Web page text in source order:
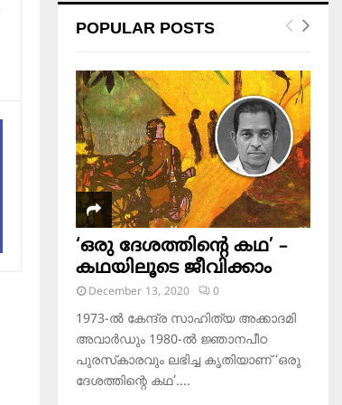
POPULAR POSTS
‘ഒരു ദേശത്തിന്റെ കഥ’ –
കഥയിലൂടെ ജീവിക്കാം
December 13, 2020 0
1973-ല്‍ കേന്ദ്ര സാഹിത്യ അക്കാദമി
അവാര്‍ഡും 1980-ല്‍ ജ്ഞാനപീഠ
പുരസ്‌കാരവും ലഭിച്ച കൃതിയാണ് ‘ഒരു
ദേശത്തിന്റെ കഥ’....